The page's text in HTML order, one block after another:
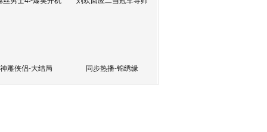
神雕侠侣-大结局 同步热播-锦绣缘